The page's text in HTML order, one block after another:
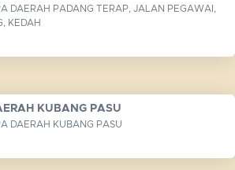
DAERAH PADANG TERAP, JALAN PEGAWAI,
KEDAH
KUBANG PASU
DAERAH KUBANG PASU